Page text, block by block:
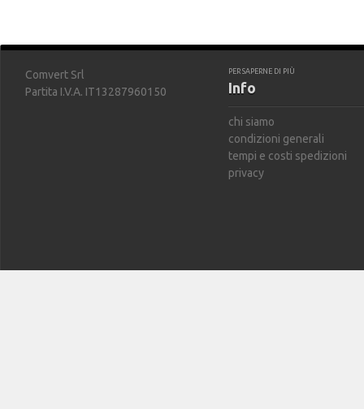
Comvert Srl
Partita I.V.A. IT13287960150
PER SAPERNE DI PIÙ
Info
chi siamo
condizioni generali
tempi e costi spedizioni
privacy